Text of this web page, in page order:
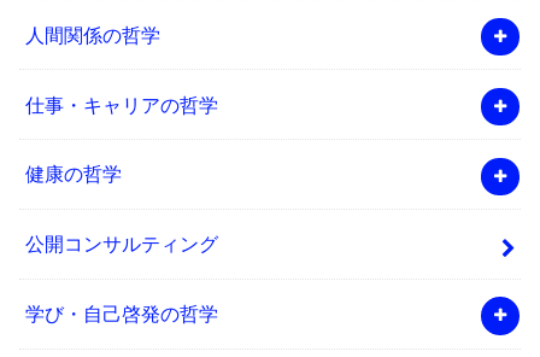
人間関係の哲学
仕事・キャリアの哲学
健康の哲学
公開コンサルティング
学び・自己啓発の哲学